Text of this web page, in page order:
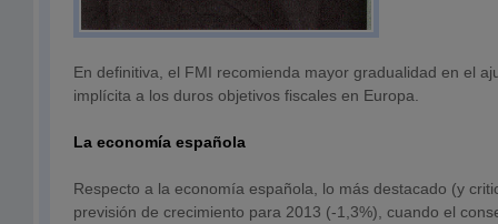
En definitiva, el FMI recomienda mayor gradualidad en el
implícita a los duros objetivos fiscales en Europa.
La economía española
Respecto a la economía española, lo más destacado (y
previsión de crecimiento para 2013 (-1,3%), cuando el